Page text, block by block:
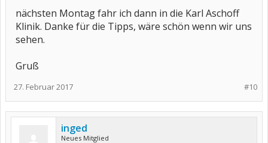
nächsten Montag fahr ich dann in die Karl Aschoff
Klinik. Danke für die Tipps, wäre schön wenn wir uns
sehen.
Gruß
#10
27. Februar 2017
inged
Neues Mitglied